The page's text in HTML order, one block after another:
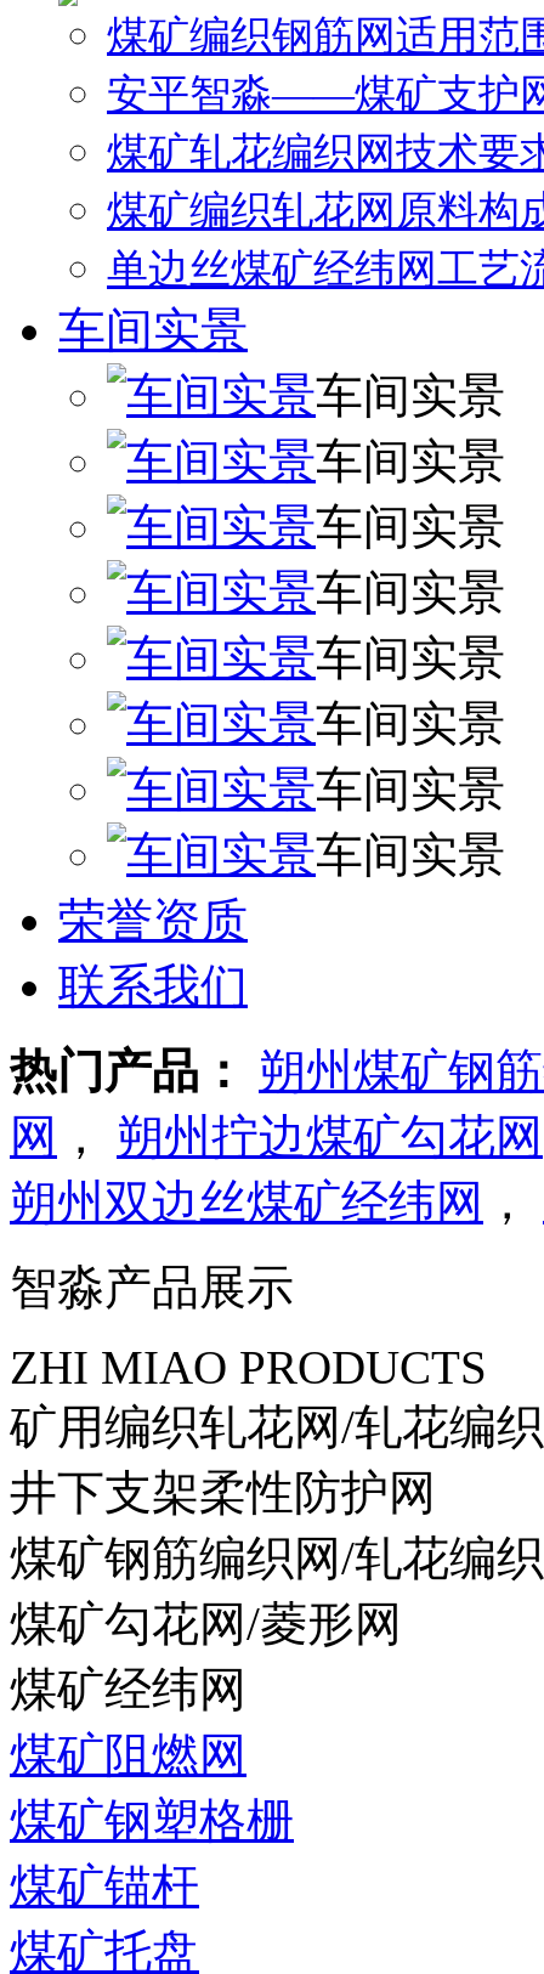
煤矿编织钢筋网适用范
安平智淼——煤矿支护
煤矿轧花编织网技术要
煤矿编织轧花网原料构
单边丝煤矿经纬网工艺
车间实景
车间实景
车间实景
车间实景
车间实景
车间实景
车间实景
车间实景
车间实景
荣誉资质
联系我们
热门产品：
朔州煤矿钢
网 ， 朔州拧边煤矿勾花网
朔州双边丝煤矿经纬网 ，
智淼产品展示
ZHI MIAO PRODUCTS
矿用编织轧花网/轧花编
井下支架柔性防护网
煤矿钢筋编织网/轧花编
煤矿勾花网/菱形网
煤矿经纬网
煤矿阻燃网
煤矿钢塑格栅
煤矿锚杆
煤矿托盘